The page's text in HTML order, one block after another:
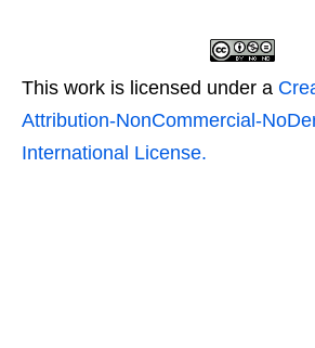
This work is licensed under a
Attribution-NonCommercial-
International License.